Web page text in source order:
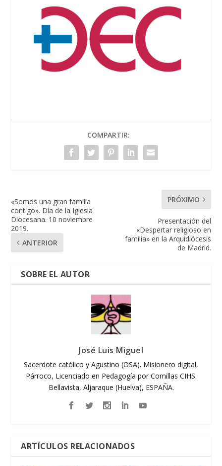
COMPARTIR:
«Somos una gran familia
contigo». Día de la Iglesia
Diocesana. 10 noviembre
2019.
ANTERIOR
PRÓXIMO
Presentación del
«Despertar religioso en
familia» en la Arquidiócesis
de Madrid.
SOBRE EL AUTOR
José Luis Miguel
Sacerdote católico y Agustino (OSA). Misionero digital,
Párroco, Licenciado en Pedagogía por Comillas CIHS.
Bellavista, Aljaraque (Huelva), ESPAÑA.
ARTÍCULOS RELACIONADOS